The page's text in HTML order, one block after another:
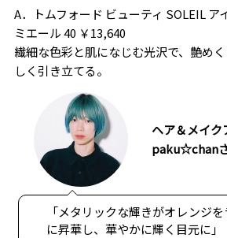
A．トムフォード ビューティ SOLEIL ア
ミエール 40 ￥13,640
繊細な色彩と肌になじむ光沢で、艶め
しく引き立てる。
ヘア＆メイク
paku☆chan
「メタリックな輝きがオレンジ
に昇華し、華やかに輝く目元に」